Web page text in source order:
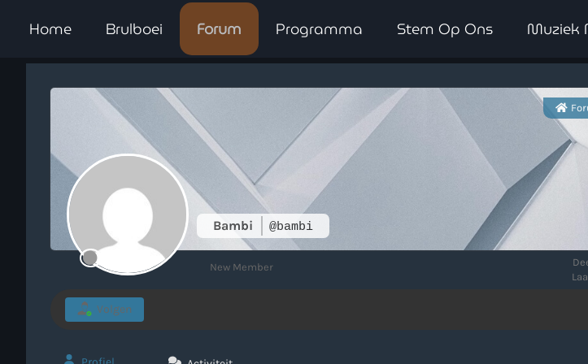
Home Brulboei Forum Programma Stem Op Ons Muziek
Bambi @bambi
New Member
Volgen